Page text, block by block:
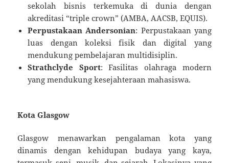
sekolah bisnis terkemuka di dunia dengan
akreditasi “triple crown” (AMBA, AACSB, EQUIS).
Perpustakaan Andersonian: Perpustakaan yang
luas dengan koleksi fisik dan digital yang
mendukung pembelajaran multidisiplin.
Strathclyde Sport: Fasilitas olahraga modern
yang mendukung kesejahteraan mahasiswa.
Kota Glasgow
Glasgow menawarkan pengalaman kota yang
dinamis dengan kehidupan budaya yang kaya,